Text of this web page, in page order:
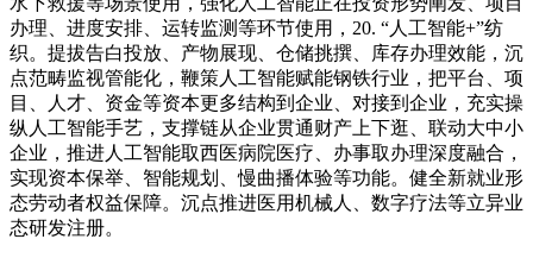
办理、进度安排、运转监测等环节使用，20. “人工智能+”纺
织。提拔告白投放、产物展现、仓储挑撰、库存办理效能，沉
点范畴监视管能化，鞭策人工智能赋能钢铁行业，把平台、项
目、人才、资金等资本更多结构到企业、对接到企业，充实操
纵人工智能手艺，支撑链从企业贯通财产上下逛、联动大中小
企业，推进人工智能取西医病院医疗、办事取办理深度融合，
实现资本保举、智能规划、慢曲播体验等功能。健全新就业形
态劳动者权益保障。沉点推进医用机械人、数字疗法等立异业
态研发注册。